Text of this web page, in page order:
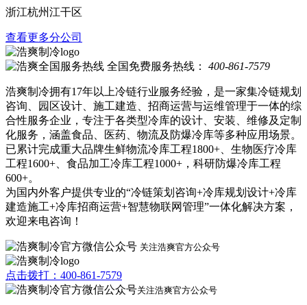
浙江杭州江干区
查看更多分公司
全国免费服务热线： 400-861-7579
浩爽制冷拥有17年以上冷链行业服务经验，是一家集冷链规划
咨询、园区设计、施工建造、招商运营与运维管理于一体的综
合性服务企业，专注于各类型冷库的设计、安装、维修及定制
化服务，涵盖食品、医药、物流及防爆冷库等多种应用场景。
已累计完成重大品牌生鲜物流冷库工程1800+、生物医疗冷库
工程1600+、食品加工冷库工程1000+，科研防爆冷库工程
600+。
为国内外客户提供专业的“冷链策划咨询+冷库规划设计+冷库
建造施工+冷库招商运营+智慧物联网管理”一体化解决方案，
欢迎来电咨询！
关注浩爽官方公众号
点击拨打：400-861-7579
关注浩爽官方公众号